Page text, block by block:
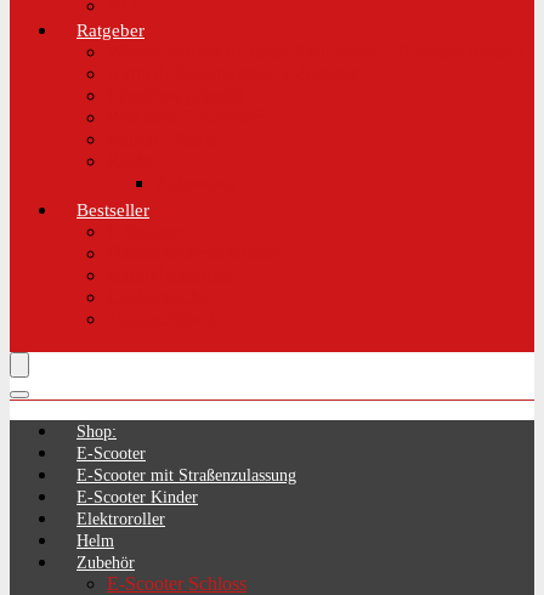
Ratgeber
Bestseller
Shop:
E-Scooter
E-Scooter mit Straßenzulassung
E-Scooter Kinder
Elektroroller
Helm
Zubehör
E-Scooter Schloss